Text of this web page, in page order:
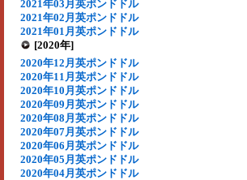
2021年03月英ポンドドル
2021年02月英ポンドドル
2021年01月英ポンドドル
[2020年]
2020年12月英ポンドドル
2020年11月英ポンドドル
2020年10月英ポンドドル
2020年09月英ポンドドル
2020年08月英ポンドドル
2020年07月英ポンドドル
2020年06月英ポンドドル
2020年05月英ポンドドル
2020年04月英ポンドドル